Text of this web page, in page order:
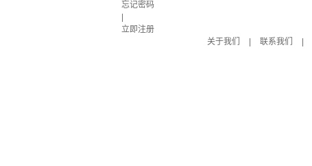
忘记密码
立即注册
关于我们
联系我们